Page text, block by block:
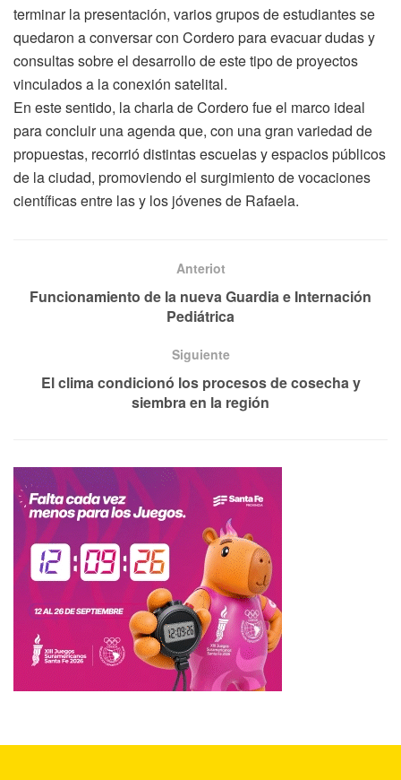
terminar la presentación, varios grupos de estudiantes se
quedaron a conversar con Cordero para evacuar dudas y
consultas sobre el desarrollo de este tipo de proyectos
vinculados a la conexión satelital.
En este sentido, la charla de Cordero fue el marco ideal
para concluir una agenda que, con una gran variedad de
propuestas, recorrió distintas escuelas y espacios públicos
de la ciudad, promoviendo el surgimiento de vocaciones
científicas entre las y los jóvenes de Rafaela.
Anteriot
Funcionamiento de la nueva Guardia e Internación
Pediátrica
Siguiente
El clima condicionó los procesos de cosecha y
siembra en la región